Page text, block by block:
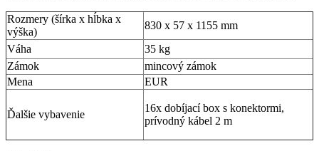
Rozmery (šírka x hĺbka x
výška)
830 x 57 x 1155 mm
Váha
35 kg
Zámok
mincový zámok
Mena
EUR
Ďalšie vybavenie
16x dobíjací box s konektormi,
prívodný kábel 2 m